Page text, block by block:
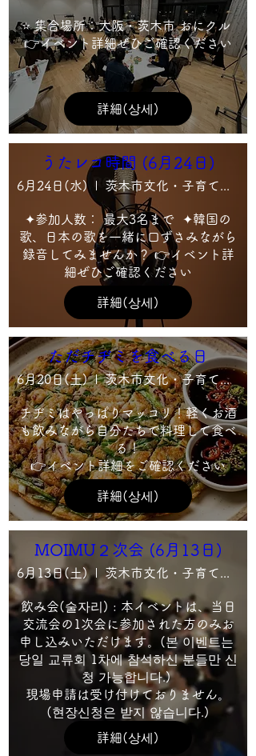
⭐ 集合場所：大阪・茨木市 おにクル
👉イベント詳細ぜひご確認ください
詳細(상세)
うたレコ時間 (6月24日)
6月24日(水)
✦参加人数： 最大3名まで  ✦韓国の
歌、日本の歌を一緒に口ずさみながら
録音してみませんか？ 👉イベント詳
細ぜひご確認ください
詳細(상세)
ただチヂミを食べる日
6月20日(土) 茨木市文化・子育て複合施設 おにクル 1階 クッキングラボ ことこと
チヂミはやっぱりマッコリ！軽くお酒
も飲みながら自分たちで料理して食べ
る！
👉イベント詳細をご確認ください
詳細(상세)
MOIMU２次会 (6月13日)
6月13日(土)
飲み会(술자리) : 本イベントは、当日
交流会の1次会に参加された方のみお
申し込みいただけます。(본 이벤트는
당일 교류회 1차에 참석하신 분들만 신
청 가능합니다.)
現場申請は受け付けておりません。
(현장신청은 받지 않습니다.)
詳細(상세)